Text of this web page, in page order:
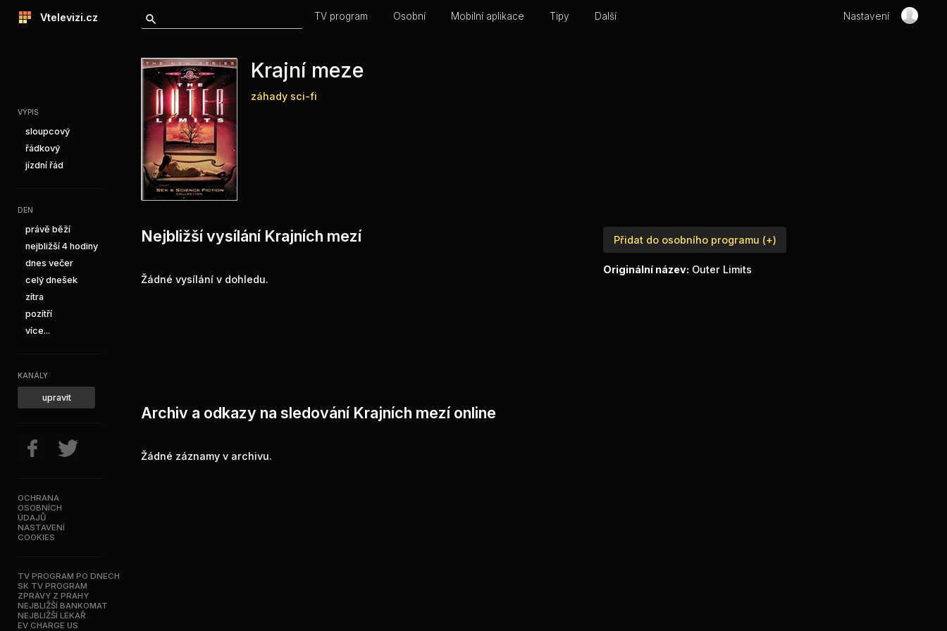
Vtelevizi.cz TV program Osobní Mobilní aplikace Tipy Další Nastavení
VÝPIS
sloupcový
řádkový
jízdní řád
DEN
právě běží
nejbližší 4 hodiny
dnes večer
celý dnešek
zítra
pozítří
více...
KANÁLY
upravit
OCHRANA
OSOBNÍCH
ÚDAJŮ
NASTAVENÍ
COOKIES
TV PROGRAM PO DNECH
SK TV PROGRAM
ZPRÁVY Z PRAHY
NEJBLIŽŠÍ BANKOMAT
NEJBLIŽŠÍ LÉKAŘ
EV CHARGE US
Krajní meze
záhady sci-fi
Nejbližší vysílání Krajních mezí
Žádné vysílání v dohledu.
Archiv a odkazy na sledování Krajních mezí online
Žádné záznamy v archivu.
Přidat do osobního programu (+)
Originální název: Outer Limits